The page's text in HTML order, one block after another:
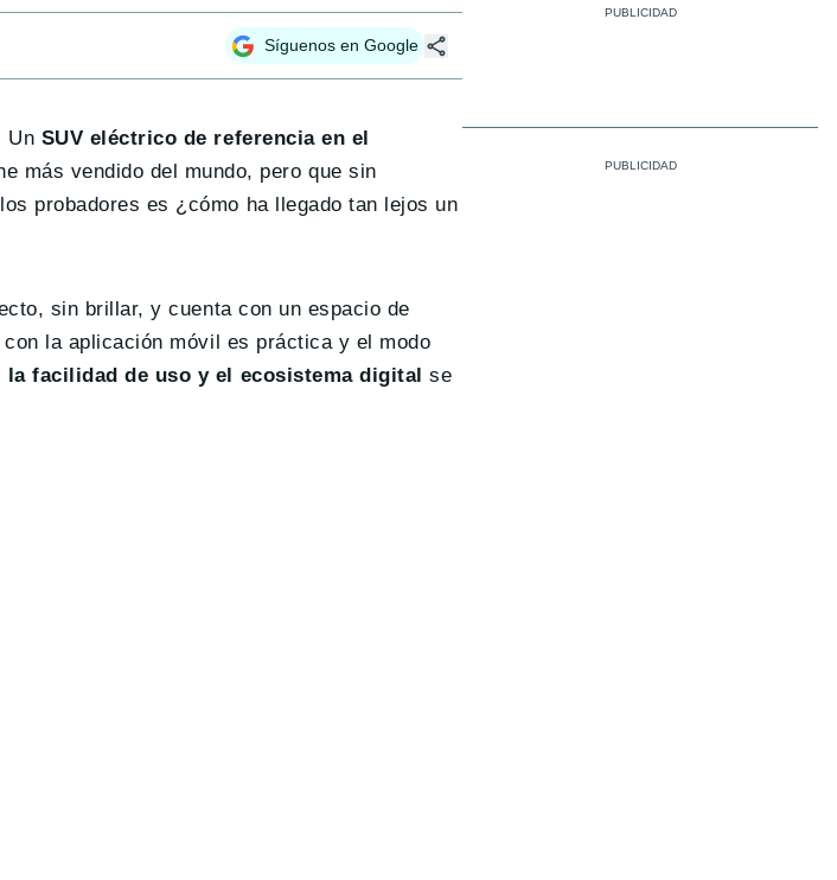
Síguenos en Google
Un SUV eléctrico de referencia en el
más vendido del mundo, pero que sin
probadores es ¿cómo ha llegado tan lejos un
sin brillar, y cuenta con un espacio de
la aplicación móvil es práctica y el modo
la facilidad de uso y el ecosistema digital se